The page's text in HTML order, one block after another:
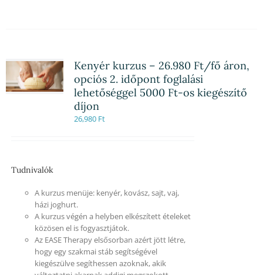
Kenyér kurzus – 26.980 Ft/fő áron,
opciós 2. időpont foglalási
lehetőséggel 5000 Ft-os kiegészítő
díjon
26,980 Ft
Tudnivalók
A kurzus menüje: kenyér, kovász, sajt, vaj,
házi joghurt.
A kurzus végén a helyben elkészített ételeket
közösen el is fogyasztjátok.
Az EASE Therapy elsősorban azért jött létre,
hogy egy szakmai stáb segítségével
kiegészülve segíthessen azoknak, akik